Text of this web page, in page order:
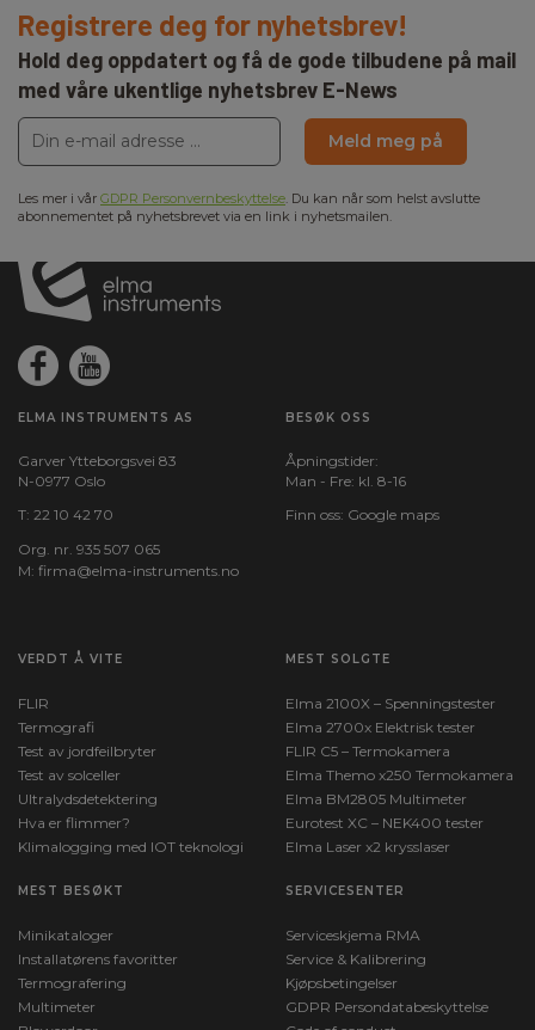
Registrere deg for nyhetsbrev!
Hold deg oppdatert og få de gode tilbudene på mail
med våre ukentlige nyhetsbrev E-News
Meld meg på
Les mer i vår GDPR Personvernbeskyttelse. Du kan når som helst avslutte
abonnementet på nyhetsbrevet via en link i nyhetsmailen.
ELMA INSTRUMENTS AS
Garver Ytteborgsvei 83
N-0977 Oslo
T: 22 10 42 70
Org. nr. 935 507 065
M: firma@elma-instruments.no​
BESØK OSS
Åpningstider:
Man - Fre: kl. 8-16
Finn oss: Google maps
VERDT Å VITE
FLIR
Termografi
Test av jordfeilbryter
Test av solceller
Ultralydsdetektering
Hva er flimmer?
Klimalogging med IOT teknologi
MEST SOLGTE
Elma 2100X – Spenningstester
Elma 2700x Elektrisk tester
FLIR C5 – Termokamera
Elma Themo x250 Termokamera
Elma BM2805 Multimeter
Eurotest XC – NEK400 tester
Elma Laser x2 krysslaser
MEST BESØKT
Minikataloger
Installatørens favoritter
Termografering
Multimeter
SERVICESENTER
Serviceskjema RMA
Service & Kalibrering
Kjøpsbetingelser
GDPR Persondatabeskyttelse